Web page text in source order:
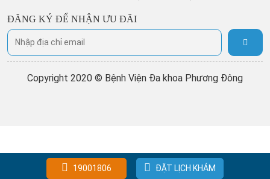
19001806 ĐẶT LỊCH KHÁM
ĐĂNG KÝ ĐỂ NHẬN ƯU ĐÃI
Copyright 2020 © Bệnh Viện Đa khoa Phương Đông